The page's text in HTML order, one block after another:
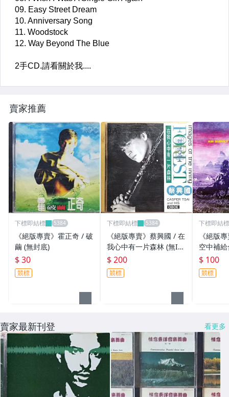
賣家推薦
下標即結標
《絕版專賣》霍正奇 / 破
繭 (無封底)
$ 30
競標
下標即結標
《絕版專賣》蔡興國 / 在
我心中有一片森林 (無IFP
I.有 蔡興國 親筆簽名)
$ 200
競標
下標即結標
《絕版
空中補
部落 (無
$ 100
競標
賣家最新刊登 看更多